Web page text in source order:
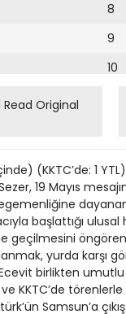
8
9
10
Original
(KKTC’de: 1 YTL)
19 Mayıs
egemenliğine
başlattığı
öngören
yurda karşı
birlikten
KKTC’de törenlerle
Samsun’a